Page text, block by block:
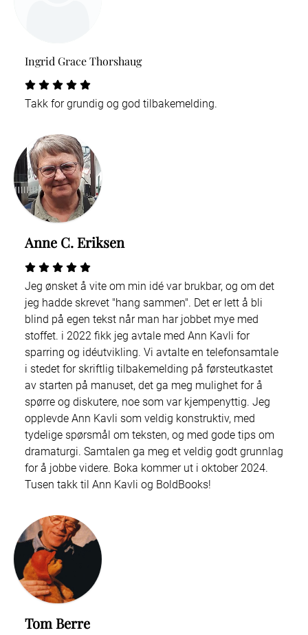
Ingrid Grace Thorshaug
Takk for grundig og god tilbakemelding.
Anne C. Eriksen
Jeg ønsket å vite om min idé var brukbar, og om det
jeg hadde skrevet "hang sammen". Det er lett å bli
blind på egen tekst når man har jobbet mye med
stoffet. i 2022 fikk jeg avtale med Ann Kavli for
sparring og idéutvikling. Vi avtalte en telefonsamtale
i stedet for skriftlig tilbakemelding på førsteutkastet
av starten på manuset, det ga meg mulighet for å
spørre og diskutere, noe som var kjempenyttig. Jeg
opplevde Ann Kavli som veldig konstruktiv, med
tydelige spørsmål om teksten, og med gode tips om
dramaturgi. Samtalen ga meg et veldig godt grunnlag
for å jobbe videre. Boka kommer ut i oktober 2024.
Tusen takk til Ann Kavli og BoldBooks!
Tom Berre